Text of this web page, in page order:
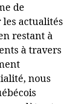
de
actualités
restant à
à travers
nous